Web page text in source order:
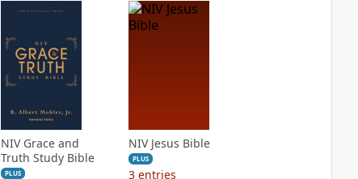
NIV Grace and
Truth Study Bible
PLUS
NIV Jesus Bible
PLUS
3 entries